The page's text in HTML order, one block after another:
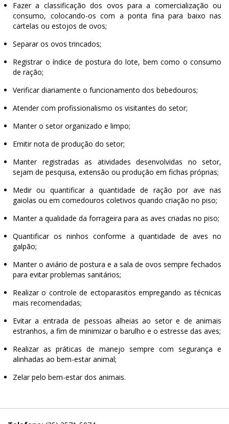
Fazer a classificação dos ovos para a comercialização ou
consumo, colocando-os com a ponta fina para baixo nas
cartelas ou estojos de ovos;
Separar os ovos trincados;
Registrar o índice de postura do lote, bem como o consumo
de ração;
Verificar diariamente o funcionamento dos bebedouros;
Atender com profissionalismo os visitantes do setor;
Manter o setor organizado e limpo;
Emitir nota de produção do setor;
Manter registradas as atividades desenvolvidas no setor,
sejam de pesquisa, extensão ou produção em fichas próprias;
Medir ou quantificar a quantidade de ração por ave nas
gaiolas ou em comedouros coletivos quando criação no piso;
Manter a qualidade da forrageira para as aves criadas no piso;
Quantificar os ninhos conforme a quantidade de aves no
galpão;
Manter o aviário de postura e a sala de ovos sempre fechados
para evitar problemas sanitários;
Realizar o controle de ectoparasitos empregando as técnicas
mais recomendadas;
Evitar a entrada de pessoas alheias ao setor e de animais
estranhos, a fim de minimizar o barulho e o estresse das aves;
Realizar as práticas de manejo sempre com segurança e
alinhadas ao bem-estar animal;
Zelar pelo bem-estar dos animais.